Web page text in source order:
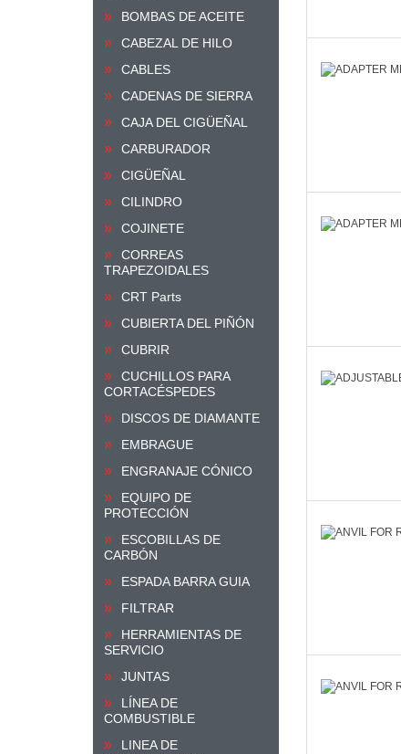
BOMBAS DE ACEITE
CABEZAL DE HILO
CABLES
CADENAS DE SIERRA
CAJA DEL CIGÜEÑAL
CARBURADOR
CIGÜEÑAL
CILINDRO
COJINETE
CORREAS
TRAPEZOIDALES
CRT Parts
CUBIERTA DEL PIÑÓN
CUBRIR
CUCHILLOS PARA
CORTACÉSPEDES
DISCOS DE DIAMANTE
EMBRAGUE
ENGRANAJE CÓNICO
EQUIPO DE
PROTECCIÓN
ESCOBILLAS DE
CARBÓN
ESPADA BARRA GUIA
FILTRAR
HERRAMIENTAS DE
SERVICIO
JUNTAS
LÍNEA DE
COMBUSTIBLE
LINEA DE